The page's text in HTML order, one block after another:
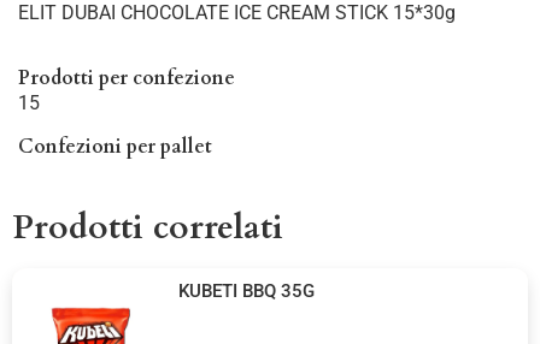
ELIT DUBAI CHOCOLATE ICE CREAM STICK 15*30g
Prodotti per confezione
15
Confezioni per pallet
Prodotti correlati
KUBETI BBQ 35G